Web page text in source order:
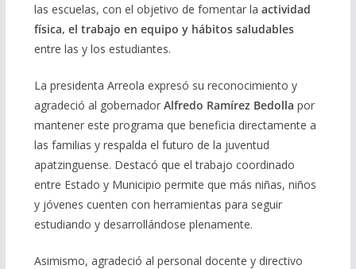
las escuelas, con el objetivo de fomentar la actividad
física, el trabajo en equipo y hábitos saludables
entre las y los estudiantes.
La presidenta Arreola expresó su reconocimiento y
agradeció al gobernador Alfredo Ramírez Bedolla por
mantener este programa que beneficia directamente a
las familias y respalda el futuro de la juventud
apatzinguense. Destacó que el trabajo coordinado
entre Estado y Municipio permite que más niñas, niños
y jóvenes cuenten con herramientas para seguir
estudiando y desarrollándose plenamente.
Asimismo, agradeció al personal docente y directivo